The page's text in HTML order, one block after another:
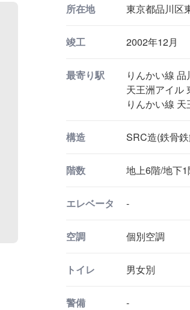
所在地 東京都品川区
竣工 2002年12月
最寄り駅
りんかい線
天王洲アイル
りんかい線
構造 SRC造(鉄骨
階数 地上6階/地下
エレベータ -
空調 個別空調
トイレ 男女別
警備 -